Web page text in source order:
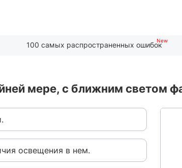
100 самых распространенных ошибок
мере, с ближним светом
освещения в нем.